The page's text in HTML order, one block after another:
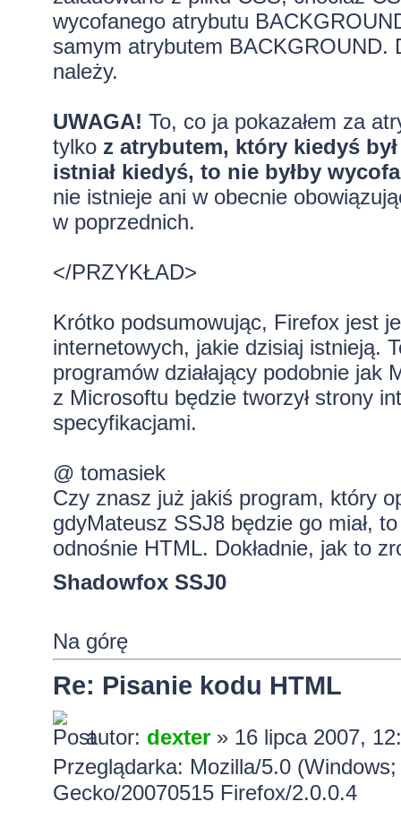
wycofanego atrybutu
samym atrybutem BACKGROUND.
należy.
UWAGA! To, co ja pokazałem za
tylko z atrybutem, który kiedyś
istniał kiedyś, to nie byłby
nie istnieje ani w obecnie
w poprzednich.
</PRZYKŁAD>
Krótko podsumowując, Firefox jest
internetowych, jakie dzisiaj istnieją.
programów działający podobnie
z Microsoftu będzie tworzył strony
specyfikacjami.
@ tomasiek
Czy znasz już jakiś program, który
gdyMateusz SSJ8 będzie go miał,
odnośnie HTML. Dokładnie, jak to
Shadowfox SSJ0
Na górę
Re: Pisanie kodu HTML
autor: dexter» 16 lipca 2007,
Przeglądarka: Mozilla/5.0
Gecko/20070515 Firefox/2.0.0.4